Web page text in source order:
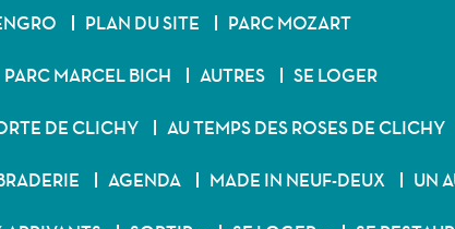
PLAN DU SITE PARC MOZART
PARC MARCEL BICH AUTRES SE LOGER
DE CLICHY AU TEMPS DES ROSES DE CLICHY
AGENDA MADE IN NEUF-DEUX UN